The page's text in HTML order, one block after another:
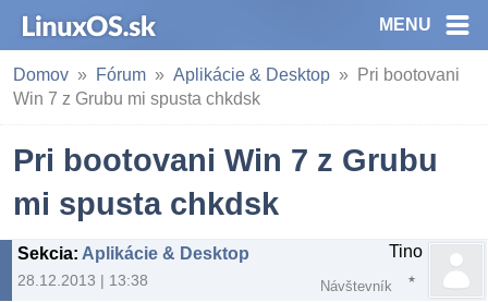
MENU
Domov Fórum Aplikácie & Desktop
Pri bootovani
Win 7 z Grubu mi spusta chkdsk
Pri bootovani Win 7 z Grubu
mi spusta chkdsk
Sekcia: Aplikácie & Desktop
28.12.2013 | 13:38
Tino
Návštevník